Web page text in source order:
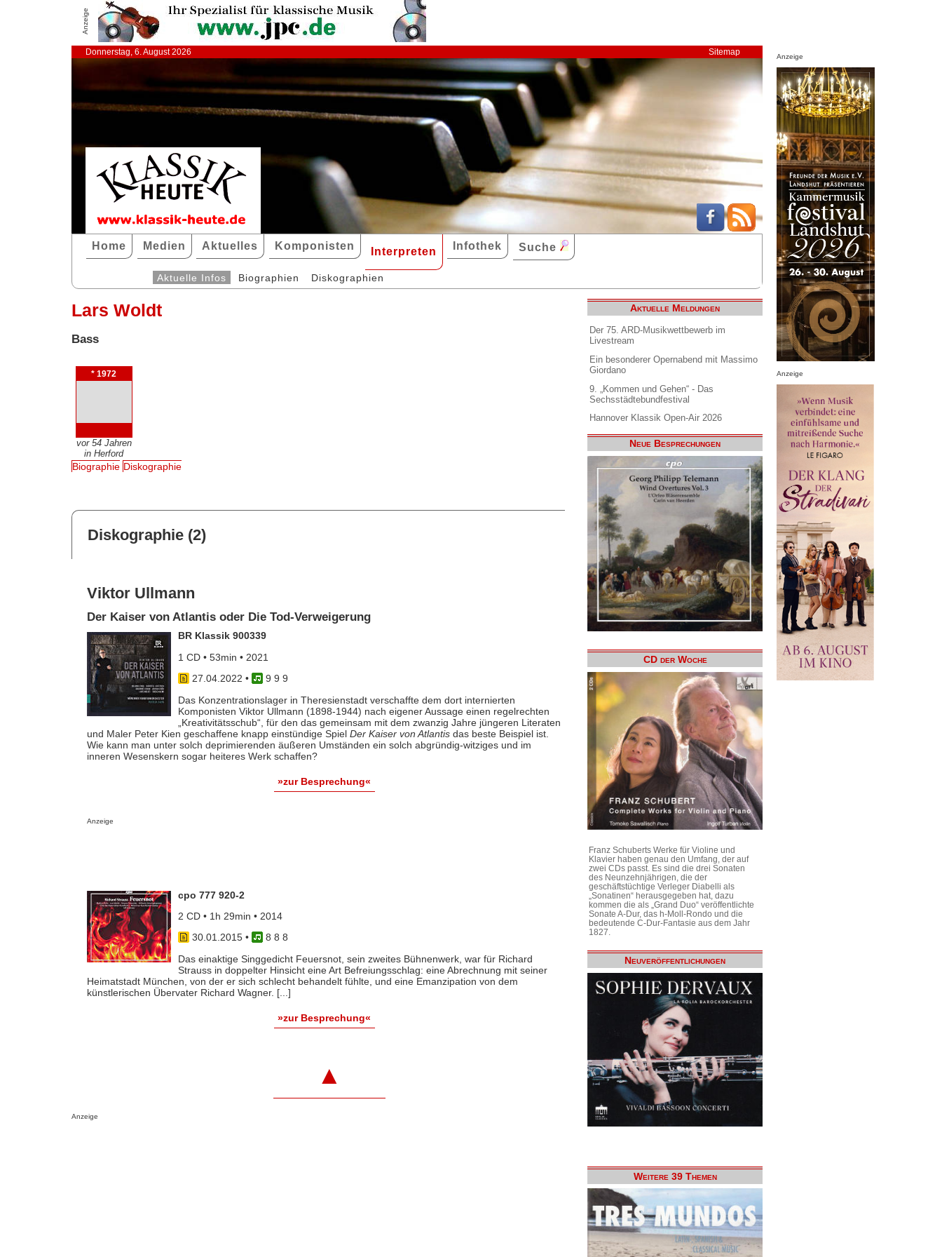
Anzeige
Donnerstag, 6. August 2026 Sitemap
Home Medien Aktuelles Komponisten Interpreten Infothek Suche
Aktuelle Infos Biographien Diskographien
Lars Woldt
Bass
* 1972
vor 54 Jahren
in Herford
Biographie Diskographie
Diskographie (2)
Viktor Ullmann
Der Kaiser von Atlantis oder Die Tod-Verweigerung
BR Klassik 900339
1 CD • 53min • 2021
27.04.2022 •
9 9 9
Das Konzentrationslager in Theresienstadt verschaffte dem dort internierten
Komponisten Viktor Ullmann (1898-1944) nach eigener Aussage einen regelrechten
„Kreativitätsschub“, für den das gemeinsam mit dem zwanzig Jahre jüngeren Literaten
und Maler Peter Kien geschaffene knapp einstündige Spiel Der Kaiser von Atlantisdas beste Beispiel ist.
Wie kann man unter solch deprimierenden äußeren Umständen ein solch abgründig-witziges und im
inneren Wesenskern sogar heiteres Werk schaffen?
»zur Besprechung«
Anzeige
cpo 777 920-2
2 CD • 1h 29min • 2014
30.01.2015•
8 8 8
Das einaktige Singgedicht Feuersnot, sein zweites Bühnenwerk, war für Richard
Strauss in doppelter Hinsicht eine Art Befreiungsschlag: eine Abrechnung mit seiner
Heimatstadt München, von der er sich schlecht behandelt fühlte, und eine Emanzipation von dem
künstlerischen Übervater Richard Wagner. [...]
»zur Besprechung«
▲
Anzeige
Aktuelle Meldungen
Der 75. ARD-Musikwettbewerb im
Livestream
Ein besonderer Opernabend mit Massimo
Giordano
9. „Kommen und Gehen“ - Das
Sechsstädtebundfestival
Hannover Klassik Open-Air 2026
Neue Besprechungen
CD der Woche
Franz Schuberts Werke für Violine und
Klavier haben genau den Umfang, der auf
zwei CDs passt. Es sind die drei Sonaten
des Neunzehnjährigen, die der
geschäftstüchtige Verleger Diabelli als
„Sonatinen“ herausgegeben hat, dazu
kommen die als „Grand Duo“ veröffentlichte
Sonate A-Dur, das h-Moll-Rondo und die
bedeutende C-Dur-Fantasie aus dem Jahr
1827.
Neuveröffentlichungen
Weitere 39 Themen
Anzeige
Anzeige